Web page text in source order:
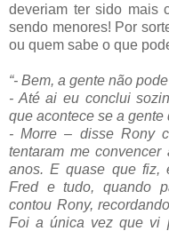
deveriam ter sido mais
sendo menores! Por
ou quem sabe o que
“- Bem, a gente não
- Até ai eu conclui
que acontece se a gente
- Morre – disse Rony
tentaram me
anos. E quase que fiz,
Fred e tudo, quando
contou Rony,
Foi a única vez que vi